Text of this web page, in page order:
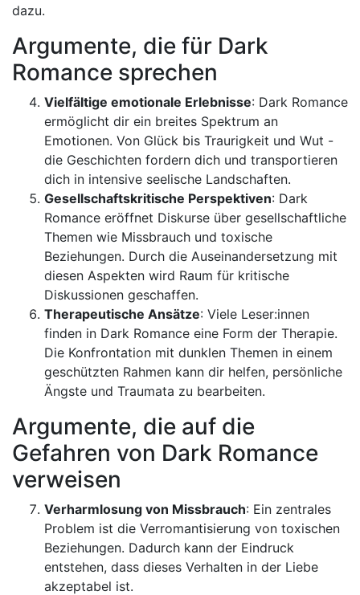
dazu.
Argumente, die für Dark
Romance sprechen
Vielfältige emotionale Erlebnisse: Dark Romance
ermöglicht dir ein breites Spektrum an
Emotionen. Von Glück bis Traurigkeit und Wut -
die Geschichten fordern dich und transportieren
dich in intensive seelische Landschaften.
Gesellschaftskritische Perspektiven: Dark
Romance eröffnet Diskurse über gesellschaftliche
Themen wie Missbrauch und toxische
Beziehungen. Durch die Auseinandersetzung mit
diesen Aspekten wird Raum für kritische
Diskussionen geschaffen.
Therapeutische Ansätze: Viele Leser:innen
finden in Dark Romance eine Form der Therapie.
Die Konfrontation mit dunklen Themen in einem
geschützten Rahmen kann dir helfen, persönliche
Ängste und Traumata zu bearbeiten.
Argumente, die auf die
Gefahren von Dark Romance
verweisen
Verharmlosung von Missbrauch: Ein zentrales
Problem ist die Verromantisierung von toxischen
Beziehungen. Dadurch kann der Eindruck
entstehen, dass dieses Verhalten in der Liebe
akzeptabel ist.